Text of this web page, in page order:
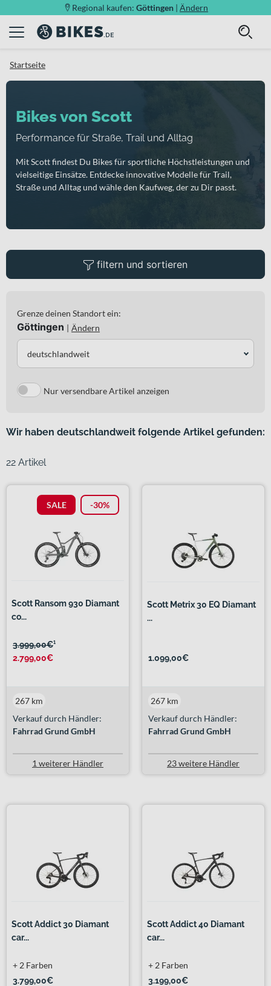
Regional kaufen: Göttingen | Ändern
Startseite
Bikes von Scott
Performance für Straße, Trail und Alltag
Mit Scott findest Du Bikes für sportliche Höchstleistungen und
vielseitige Einsätze. Entdecke innovative Modelle für Trail,
Straße und Alltag und wähle den Kaufweg, der zu Dir passt.
filtern und sortieren
Grenze deinen Standort ein:
Göttingen | Ändern
deutschlandweit
Nur versendbare Artikel anzeigen
Wir haben deutschlandweit folgende Artikel gefunden:
22 Artikel
SALE -30%
Scott Ransom 930 Diamant
co...
3.999,00€¹
2.799,00€
Verkauf durch Händler:
Fahrrad Grund GmbH
267 km
1 weiterer Händler
Scott Metrix 30 EQ Diamant
...
1.099,00€
Verkauf durch Händler:
Fahrrad Grund GmbH
267 km
23 weitere Händler
Scott Addict 30 Diamant
car...
3.799,00€
+ 2 Farben
Scott Addict 40 Diamant
car...
3.199,00€
+ 2 Farben